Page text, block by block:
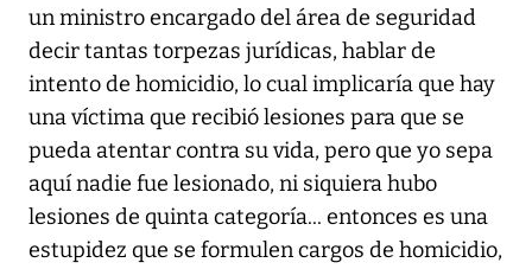
un ministro encargado del área de seguridad
decir tantas torpezas jurídicas, hablar de
intento de homicidio, lo cual implicaría que hay
una víctima que recibió lesiones para que se
pueda atentar contra su vida, pero que yo sepa
aquí nadie fue lesionado, ni siquiera hubo
lesiones de quinta categoría... entonces es una
estupidez que se formulen cargos de homicidio,